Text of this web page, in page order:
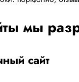
мы
сайт